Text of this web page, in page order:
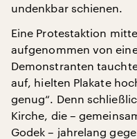
undenkbar schienen.
Eine Protestaktion
aufgenommen von
Demonstranten
auf, hielten Plakate
genug“. Denn
Kirche, die –
Godek – jahrelang